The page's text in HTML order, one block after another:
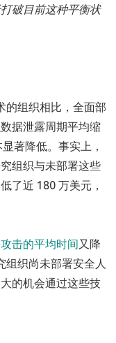
打破目前这种平衡状
的组织相比，全面部
据泄露周期平均缩
著降低。事实上，
组织与未部署这些
了近 180 万美元，
击的平均时间又降
组织尚未部署安全人
的机会通过这些技